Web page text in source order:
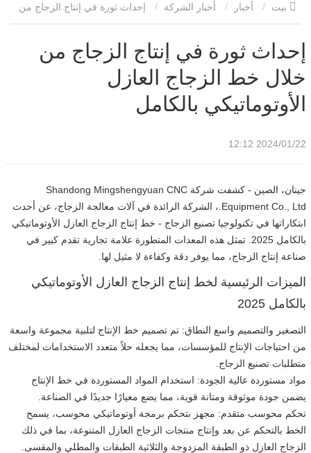
أخبار أخبار الشركة إحداث ثورة في إنتاج الزجاج من
خلال خط الزجاج العازل الأوتوماتيكي بالكامل
إحداث ثورة في إنتاج الزجاج من
خلال خط الزجاج العازل
الأوتوماتيكي بالكامل
2024/01/22 12:12
جينان، الصين - كشفت شركة Shandong Mingshengyuan CNC
Equipment Co., Ltd.، الشركة الرائدة في آلات معالجة الزجاج، عن أحدث
ابتكاراتها في تكنولوجيا تصنيع الزجاج - خط إنتاج الزجاج العازل الأوتوماتيكي
بالكامل 2025. تمثل هذه المعدات المتطورة علامة تجارية تقدم كبير في
صناعة إنتاج الزجاج، مما يوفر دقة وكفاءة لا مثيل لها.
الميزات الرئيسية لخط إنتاج الزجاج العازل الأوتوماتيكي
بالكامل 2025
التصغير والتصميم واسع النطاق: تم تصميم خط الإنتاج لتلبية مجموعة واسعة
من احتياجات الإنتاج للمؤسسات، مما يجعله حلاً متعدد الاستخدامات لمختلف
متطلبات تصنيع الزجاج.
مواد مستوردة عالية الجودة: استخدام المواد المستوردة في خط الإنتاج
يضمن جودة موثوقة ومتانة قوية، مما يضع معيارًا جديدًا في الصناعة.
تحكم محوسب متقدم: مجهز بتحكم برمجة أوتوماتيكي محوسب، يسمح
الخط بالتحكم عن بعد وإنتاج منتجات الزجاج العازل المتنوعة، بما في ذلك
الزجاج العازل ذو الطبقة المزدوجة والثلاثية الطبقات والمطلي والمقسى.